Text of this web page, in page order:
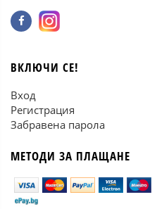
ВКЛЮЧИ СЕ!
Вход
Регистрация
Забравена парола
МЕТОДИ ЗА ПЛАЩАНЕ